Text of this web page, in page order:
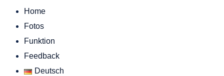
Home
Fotos
Funktion
Feedback
Deutsch